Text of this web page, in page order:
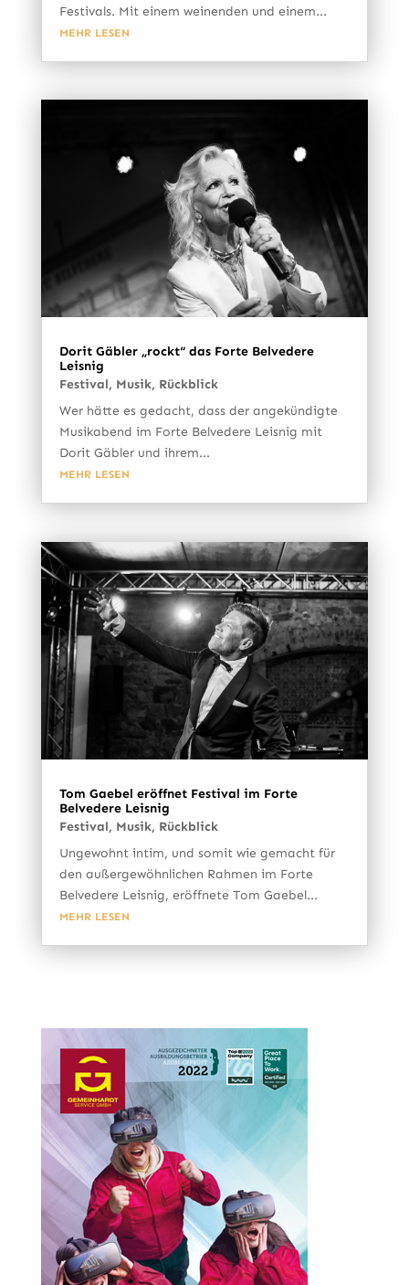
Festivals. Mit einem weinenden und einem...
MEHR LESEN
Dorit Gäbler „rockt“ das Forte Belvedere
Leisnig
Festival, Musik, Rückblick
Wer hätte es gedacht, dass der angekündigte
Musikabend im Forte Belvedere Leisnig mit
Dorit Gäbler und ihrem...
MEHR LESEN
Tom Gaebel eröffnet Festival im Forte
Belvedere Leisnig
Festival, Musik, Rückblick
Ungewohnt intim, und somit wie gemacht für
den außergewöhnlichen Rahmen im Forte
Belvedere Leisnig, eröffnete Tom Gaebel...
MEHR LESEN